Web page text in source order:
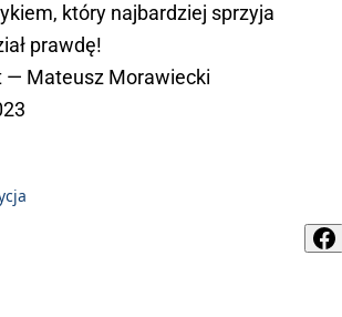
który najbardziej sprzyja
prawdę!
— Mateusz Morawiecki